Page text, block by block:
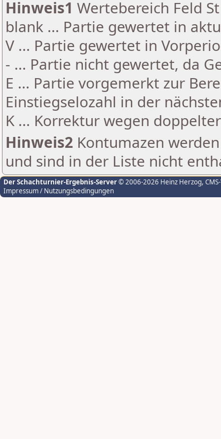
Hinweis1 Wertebereich Feld
blank ... Partie gewertet in
V ... Partie gewertet in
- ... Partie nicht gewertet, da
E ... Partie vorgemerkt zur
Einstiegselozahl in der
K ... Korrektur wegen
Hinweis2 Kontumazen
und sind in der Liste nicht
Der Schachturnier-Ergebnis-Server© 2006-2026 Heinz Herzog,
Impressum / Nutzungsbedingungen